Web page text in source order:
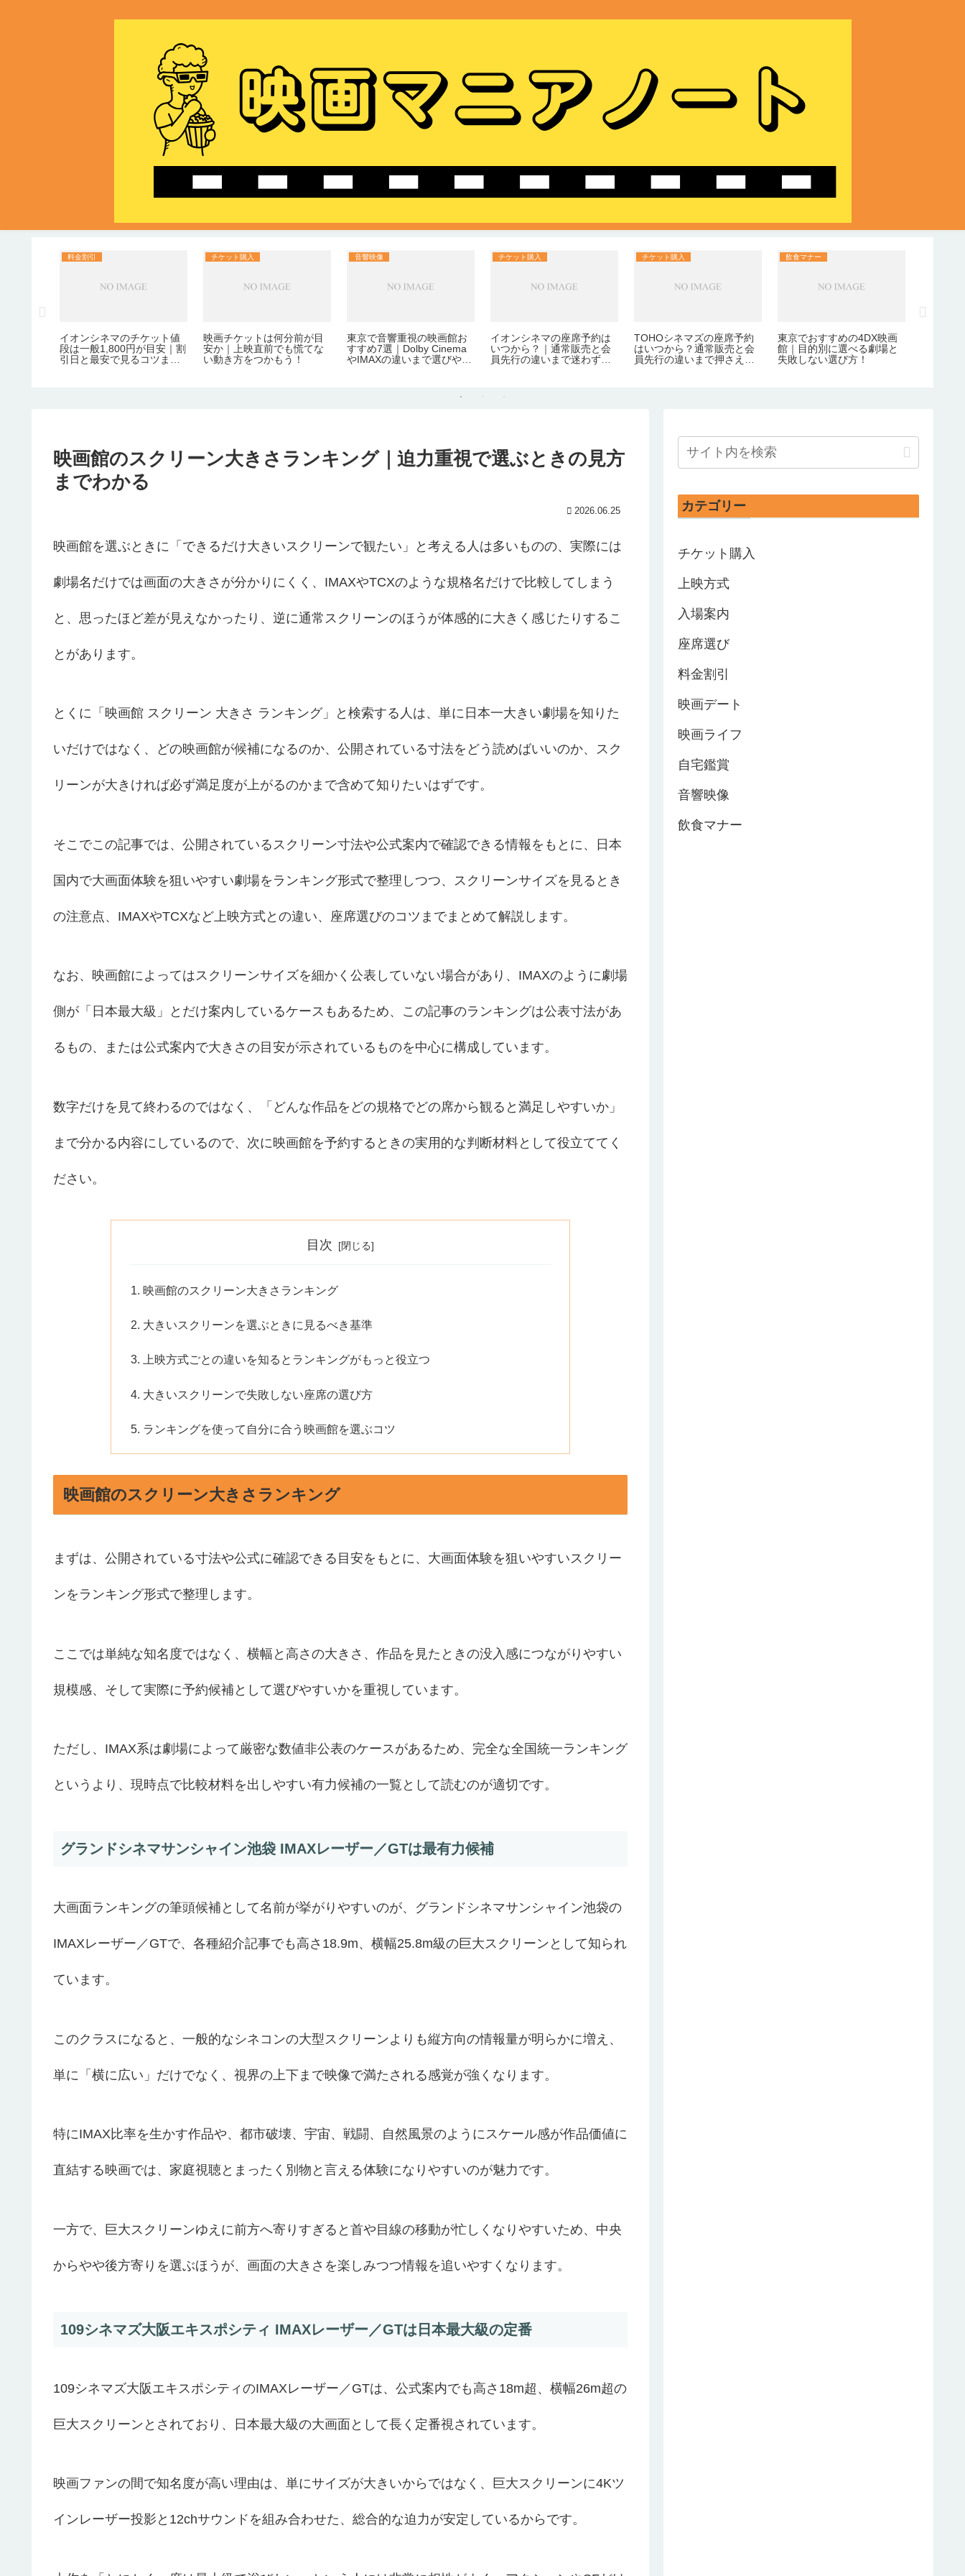
料金割引
イオンシネマのチケット値
段は一般1,800円が目安｜割
引日と最安で見るコツまで
チケット購入
映画チケットは何分前が目
安か｜上映直前でも慌てな
い動き方をつかもう！
音響映像
東京で音響重視の映画館お
すすめ7選｜Dolby Cinema
やIMAXの違いまで選びやす
チケット購入
イオンシネマの座席予約は
いつから？｜通常販売と会
員先行の違いまで迷わずわ
チケット購入
TOHOシネマズの座席予約
はいつから？通常販売と会
員先行の違いまで押さえよ
飲食マナー
東京でおすすめの4DX映画
館｜目的別に選べる劇場と
失敗しない選び方！
映画館のスクリーン大きさランキング｜迫力重視で選ぶときの見方
までわかる
2026.06.25
映画館を選ぶときに「できるだけ大きいスクリーンで観たい」と考える人は多いものの、実際には
劇場名だけでは画面の大きさが分かりにくく、IMAXやTCXのような規格名だけで比較してしまう
と、思ったほど差が見えなかったり、逆に通常スクリーンのほうが体感的に大きく感じたりするこ
とがあります。
とくに「映画館 スクリーン 大きさ ランキング」と検索する人は、単に日本一大きい劇場を知りた
いだけではなく、どの映画館が候補になるのか、公開されている寸法をどう読めばいいのか、スク
リーンが大きければ必ず満足度が上がるのかまで含めて知りたいはずです。
そこでこの記事では、公開されているスクリーン寸法や公式案内で確認できる情報をもとに、日本
国内で大画面体験を狙いやすい劇場をランキング形式で整理しつつ、スクリーンサイズを見るとき
の注意点、IMAXやTCXなど上映方式との違い、座席選びのコツまでまとめて解説します。
なお、映画館によってはスクリーンサイズを細かく公表していない場合があり、IMAXのように劇場
側が「日本最大級」とだけ案内しているケースもあるため、この記事のランキングは公表寸法があ
るもの、または公式案内で大きさの目安が示されているものを中心に構成しています。
数字だけを見て終わるのではなく、「どんな作品をどの規格でどの席から観ると満足しやすいか」
まで分かる内容にしているので、次に映画館を予約するときの実用的な判断材料として役立ててく
ださい。
目次
映画館のスクリーン大きさランキング
大きいスクリーンを選ぶときに見るべき基準
上映方式ごとの違いを知るとランキングがもっと役立つ
大きいスクリーンで失敗しない座席の選び方
ランキングを使って自分に合う映画館を選ぶコツ
映画館のスクリーン大きさランキング
まずは、公開されている寸法や公式に確認できる目安をもとに、大画面体験を狙いやすいスクリー
ンをランキング形式で整理します。
ここでは単純な知名度ではなく、横幅と高さの大きさ、作品を見たときの没入感につながりやすい
規模感、そして実際に予約候補として選びやすいかを重視しています。
ただし、IMAX系は劇場によって厳密な数値非公表のケースがあるため、完全な全国統一ランキング
というより、現時点で比較材料を出しやすい有力候補の一覧として読むのが適切です。
グランドシネマサンシャイン池袋 IMAXレーザー／GTは最有力候補
大画面ランキングの筆頭候補として名前が挙がりやすいのが、グランドシネマサンシャイン池袋の
IMAXレーザー／GTで、各種紹介記事でも高さ18.9m、横幅25.8m級の巨大スクリーンとして知られ
ています。
このクラスになると、一般的なシネコンの大型スクリーンよりも縦方向の情報量が明らかに増え、
単に「横に広い」だけでなく、視界の上下まで映像で満たされる感覚が強くなります。
特にIMAX比率を生かす作品や、都市破壊、宇宙、戦闘、自然風景のようにスケール感が作品価値に
直結する映画では、家庭視聴とまったく別物と言える体験になりやすいのが魅力です。
一方で、巨大スクリーンゆえに前方へ寄りすぎると首や目線の移動が忙しくなりやすいため、中央
からやや後方寄りを選ぶほうが、画面の大きさを楽しみつつ情報を追いやすくなります。
109シネマズ大阪エキスポシティ IMAXレーザー／GTは日本最大級の定番
109シネマズ大阪エキスポシティのIMAXレーザー／GTは、公式案内でも高さ18m超、横幅26m超の
巨大スクリーンとされており、日本最大級の大画面として長く定番視されています。
映画ファンの間で知名度が高い理由は、単にサイズが大きいからではなく、巨大スクリーンに4Kツ
インレーザー投影と12chサウンドを組み合わせた、総合的な迫力が安定しているからです。
カテゴリー
チケット購入
上映方式
入場案内
座席選び
料金割引
映画デート
映画ライフ
自宅鑑賞
音響映像
飲食マナー